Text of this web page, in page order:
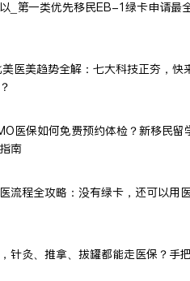
_第一类优先移民EB-1绿卡申请最
医美趋势全解：七大科技正夯，快
医保如何免费预约体检？新移民留
南
流程全攻略：没有绿卡，还可以用
针灸、推拿、拔罐都能走医保？手